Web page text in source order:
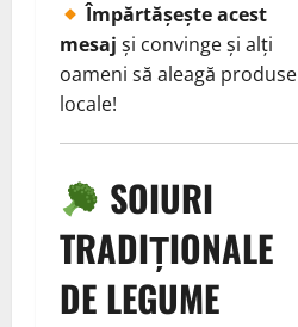
Împărtășește acest
mesaj și convinge și alți
oameni să aleagă produse
locale!
SOIURI
TRADIȚIONALE
DE LEGUME